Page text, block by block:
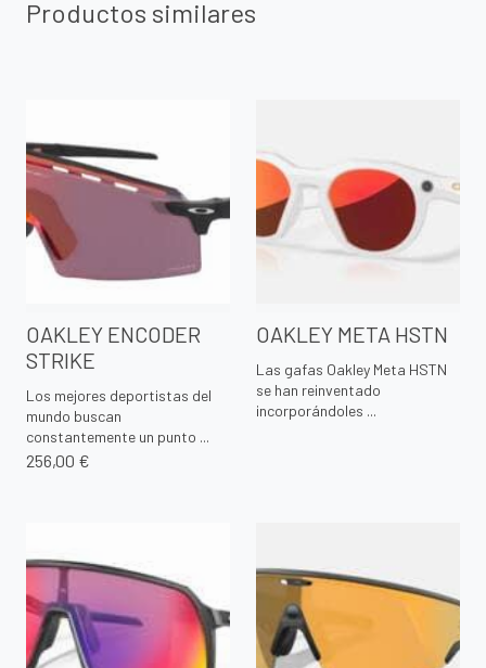
Productos similares
OAKLEY ENCODER
STRIKE
Los mejores deportistas del
mundo buscan
constantemente un punto ...
256,00 €
OAKLEY META HSTN
Las gafas Oakley Meta HSTN
se han reinventado
incorporándoles ...